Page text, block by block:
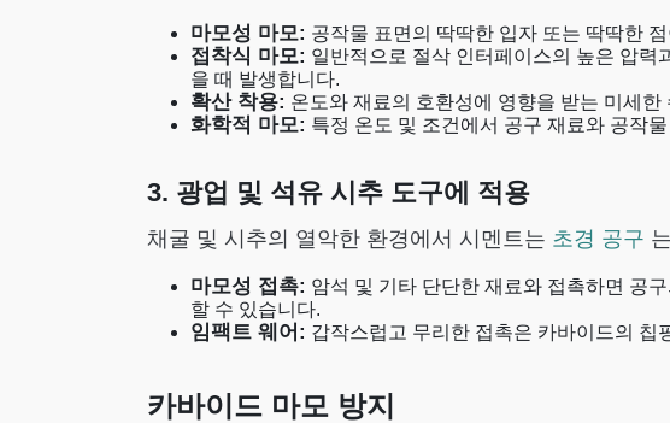
마모성 마모: 공작물 표면의 딱딱한 입자 또는 딱딱한
접착식 마모: 일반적으로 절삭 인터페이스의 높은 압력
을 때 발생합니다.
확산 착용: 온도와 재료의 호환성에 영향을 받는 미세
화학적 마모: 특정 온도 및 조건에서 공구 재료와 공작
3. 광업 및 석유 시추 도구에 적용
채굴 및 시추의 열악한 환경에서 시멘트는 초경 공구
마모성 접촉: 암석 및 기타 단단한 재료와 접촉하면 공
할 수 있습니다.
임팩트 웨어: 갑작스럽고 무리한 접촉은 카바이드의 칩
카바이드 마모 방지